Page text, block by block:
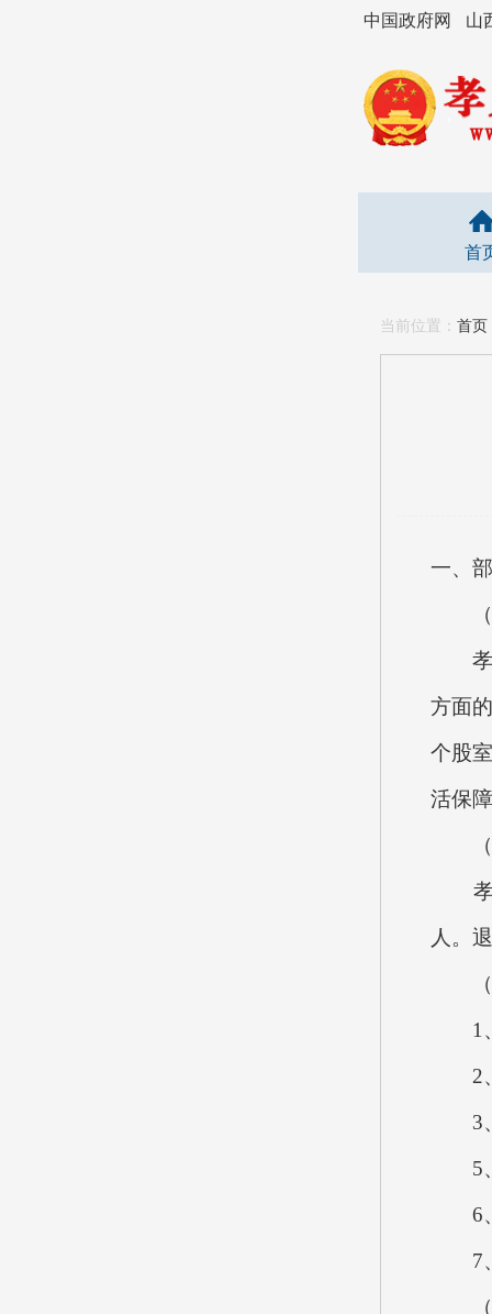
中国政府网 山
首
当前位置： 首页
一、
（
孝义
方面
个股
活保
（
孝义
人。
（
1、
2、
3、
5、
6、
7、
（